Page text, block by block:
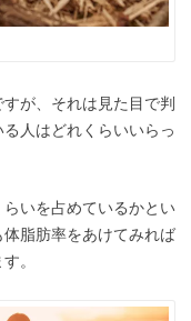
が、それは見た目で判
人はどれくらいいらっ
いを占めているかとい
脂肪率をあけてみれば
。